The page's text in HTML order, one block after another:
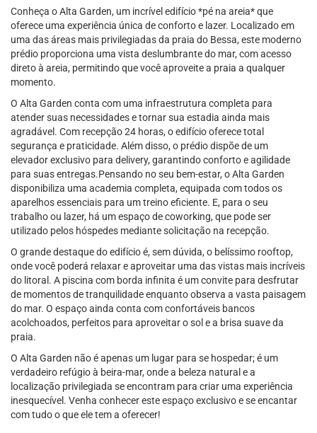
Conheça o Alta Garden, um incrível edifício *pé na areia* que
oferece uma experiência única de conforto e lazer. Localizado em
uma das áreas mais privilegiadas da praia do Bessa, este moderno
prédio proporciona uma vista deslumbrante do mar, com acesso
direto à areia, permitindo que você aproveite a praia a qualquer
momento.
O Alta Garden conta com uma infraestrutura completa para
atender suas necessidades e tornar sua estadia ainda mais
agradável. Com recepção 24 horas, o edifício oferece total
segurança e praticidade. Além disso, o prédio dispõe de um
elevador exclusivo para delivery, garantindo conforto e agilidade
para suas entregas.Pensando no seu bem-estar, o Alta Garden
disponibiliza uma academia completa, equipada com todos os
aparelhos essenciais para um treino eficiente. E, para o seu
trabalho ou lazer, há um espaço de coworking, que pode ser
utilizado pelos hóspedes mediante solicitação na recepção.
O grande destaque do edifício é, sem dúvida, o belíssimo rooftop,
onde você poderá relaxar e aproveitar uma das vistas mais incríveis
do litoral. A piscina com borda infinita é um convite para desfrutar
de momentos de tranquilidade enquanto observa a vasta paisagem
do mar. O espaço ainda conta com confortáveis bancos
acolchoados, perfeitos para aproveitar o sol e a brisa suave da
praia.
O Alta Garden não é apenas um lugar para se hospedar; é um
verdadeiro refúgio à beira-mar, onde a beleza natural e a
localização privilegiada se encontram para criar uma experiência
inesquecível. Venha conhecer este espaço exclusivo e se encantar
com tudo o que ele tem a oferecer!